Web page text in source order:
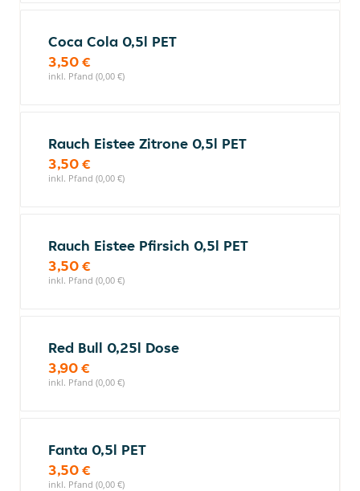
Coca Cola 0,5l PET
3,50 €
inkl. Pfand (0,00 €)
Rauch Eistee Zitrone 0,5l PET
3,50 €
inkl. Pfand (0,00 €)
Rauch Eistee Pfirsich 0,5l PET
3,50 €
inkl. Pfand (0,00 €)
Red Bull 0,25l Dose
3,90 €
inkl. Pfand (0,00 €)
Fanta 0,5l PET
3,50 €
inkl. Pfand (0,00 €)